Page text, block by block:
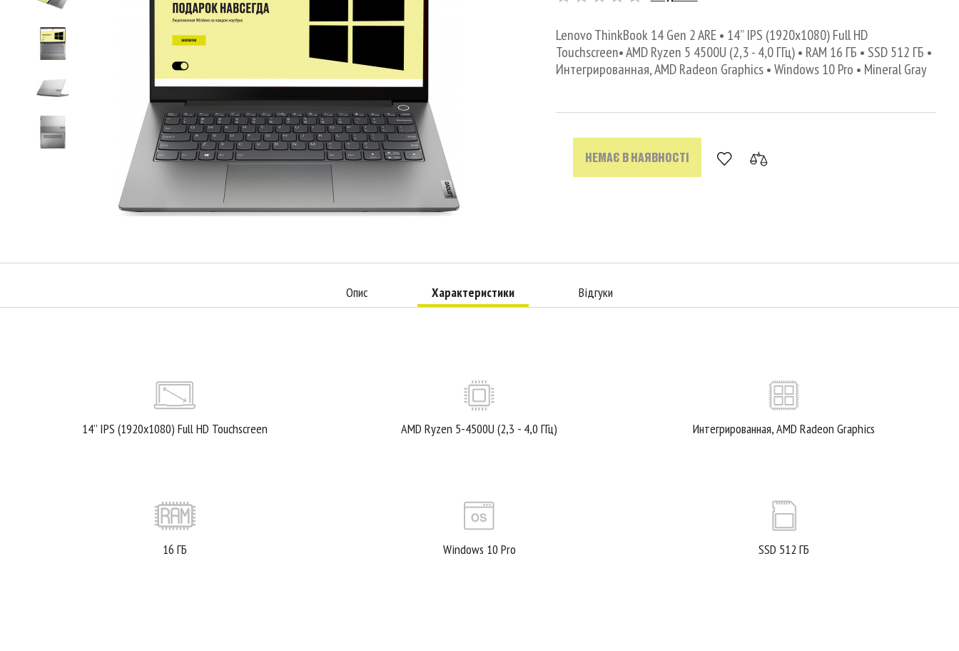
Lenovo ThinkBook 14 Gen 2 ARE • 14’’ IPS (1920x1080) Full HD
Touchscreen• AMD Ryzen 5 4500U (2,3 - 4,0 ГГц) • RAM 16 ГБ • SSD 512 ГБ •
Интегрированная, AMD Radeon Graphics • Windows 10 Pro • Mineral Gray
НЕМАЄ В НАЯВНОСТІ
Опис Характеристики Відгуки
14’’ IPS (1920x1080) Full HD Touchscreen AMD Ryzen 5-4500U (2,3 - 4,0 ГГц) Интегрированная, AMD Radeon Graphics
16 ГБ Windows 10 Pro SSD 512 ГБ